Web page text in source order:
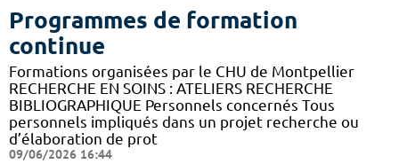
Programmes de formation
continue
Formations organisées par le CHU de Montpellier
RECHERCHE EN SOINS : ATELIERS RECHERCHE
BIBLIOGRAPHIQUE Personnels concernés Tous
personnels impliqués dans un projet recherche ou
d’élaboration de prot
09/06/2026 16:44